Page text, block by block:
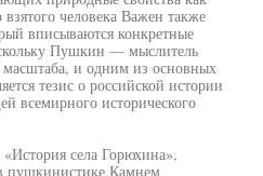
человека Важен также
вписываются конкретные
Пушкин — мыслитель
и одним из основных
тезис о российской истории
всемирного исторического
села Горюхина»,
пушкинистике Камнем